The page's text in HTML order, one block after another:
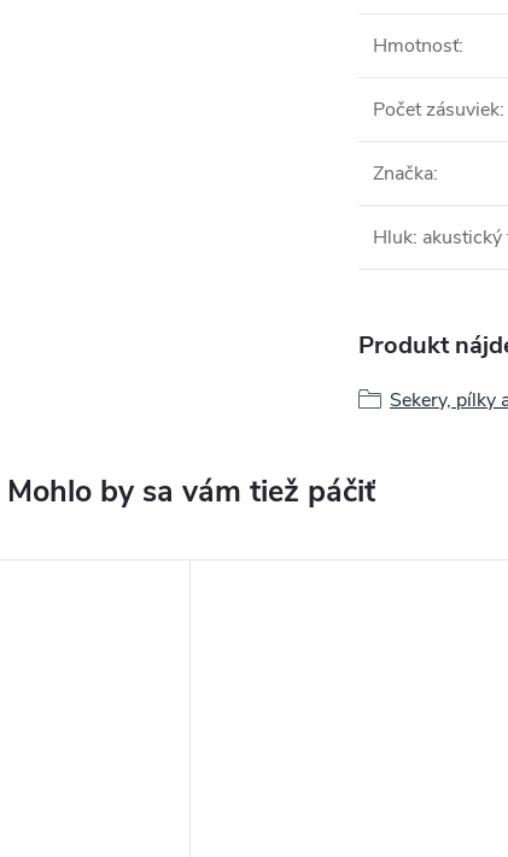
Hmotnosť:
Počet zásuviek:
Značka:
Hluk: akustický
Produkt
Sekery, pílky